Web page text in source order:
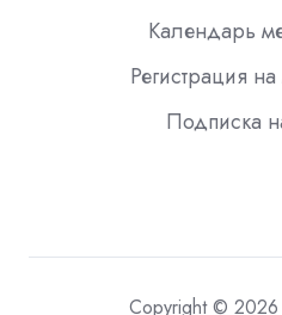
Календарь
Регистрация
Подписка
Copyright ©